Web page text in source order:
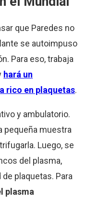
que Paredes no
se autoimpuso
Para eso, trabaja
hará un
rico en plaquetas.
y ambulatorio.
pequeña muestra
Luego, se
del plasma,
plaquetas. Para
plasma